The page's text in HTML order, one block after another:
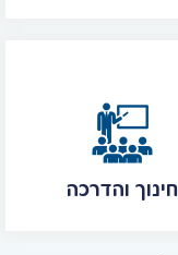
חינוך והדרכה